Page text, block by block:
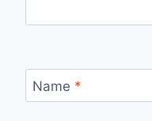
Name *